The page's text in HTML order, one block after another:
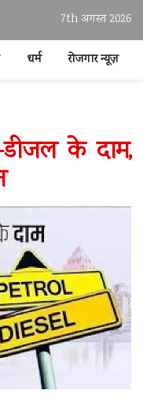
7th अगस्त 2026
धर्म रोजगार न्यूज़
के दाम,